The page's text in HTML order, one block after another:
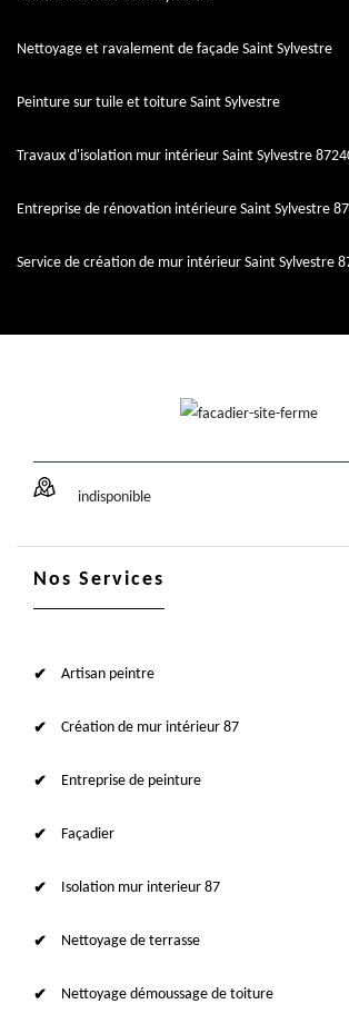
Nettoyage et ravalement de façade Saint Sylvestre
Peinture sur tuile et toiture Saint Sylvestre
Travaux d'isolation mur intérieur Saint Sylvestre
Entreprise de rénovation intérieure Saint Sylvestre
Service de création de mur intérieur Saint Sylvestre
indisponible
Nos Services
Artisan peintre
Création de mur intérieur 87
Entreprise de peinture
Façadier
Isolation mur interieur 87
Nettoyage de terrasse
Nettoyage démoussage de toiture